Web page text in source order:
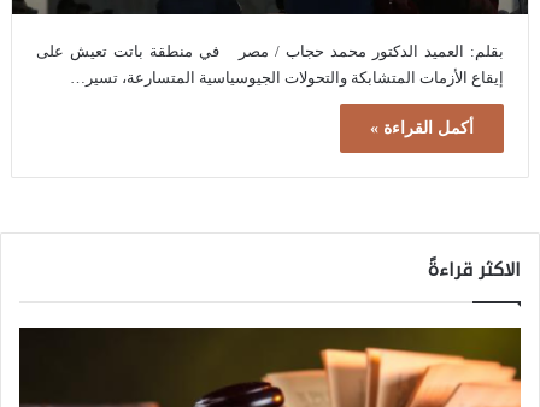
بقلم: العميد الدكتور محمد حجاب / مصر في منطقة باتت تعيش على
إيقاع الأزمات المتشابكة والتحولات الجيوسياسية المتسارعة، تسير…
أكمل القراءة »
الاكثر قراءةً